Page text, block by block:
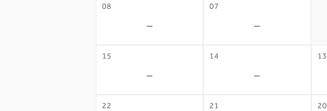
07
-
08
-
13
14
-
15
-
20
21
22